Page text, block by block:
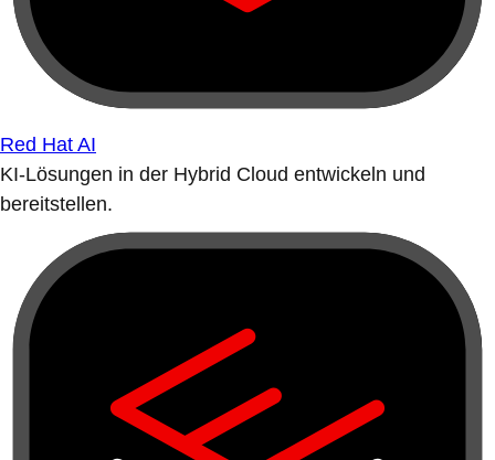
Red Hat AI
KI-Lösungen in der Hybrid Cloud entwickeln und
bereitstellen.